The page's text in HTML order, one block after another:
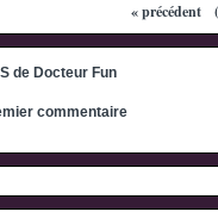
« précédent
commentaire